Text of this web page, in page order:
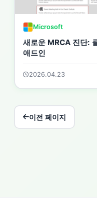
Microsoft
새로운 MRCA 진단:
애드인
2026.04.23
이전 페이지